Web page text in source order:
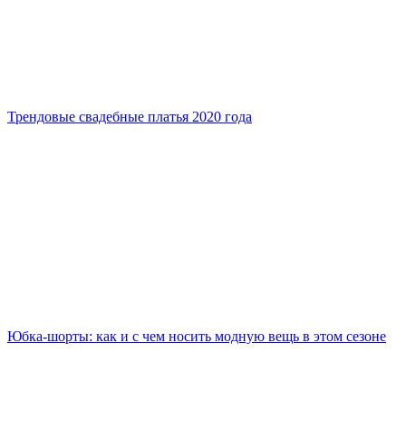
Трендовые свадебные платья 2020 года
Юбка-шорты: как и с чем носить модную вещь в этом сезоне